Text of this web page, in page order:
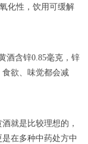
化性，饮用可缓解
含锌0.85毫克，锌
欲、味觉都会减
就是比较理想的，
在多种中药处方中